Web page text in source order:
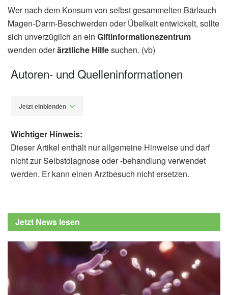
Wer nach dem Konsum von selbst gesammelten Bärlauch
Magen-Darm-Beschwerden oder Übelkeit entwickelt, sollte
sich unverzüglich an ein Giftinformationszentrum
wenden oderärztliche Hilfesuchen. (vb)
Autoren- und Quelleninformationen
Jetzt einblenden
häufig zu Vergiftungen (veröffentlicht:
04.04.2023),
Wichtiger Hinweis:
Dieser Artikel enthält nur allgemeine Hinweise und darf
nicht zur Selbstdiagnose oder -behandlung verwendet
werden. Er kann einen Arztbesuch nicht ersetzen.
Jetzt News lesen